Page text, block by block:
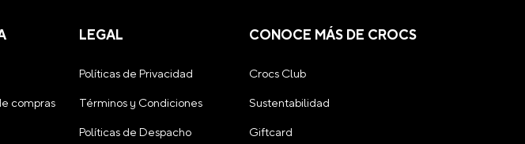
compras
LEGAL
Políticas de Privacidad
Términos y Condiciones
Políticas de Despacho
CONOCE MÁS DE CROCS
Crocs Club
Sustentabilidad
Giftcard